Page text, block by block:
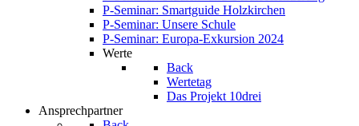
P-Seminar: Smartguide Holzkirchen
P-Seminar: Unsere Schule
P-Seminar: Europa-Exkursion 2024
Werte
Back
Wertetag
Das Projekt 10drei
Ansprechpartner